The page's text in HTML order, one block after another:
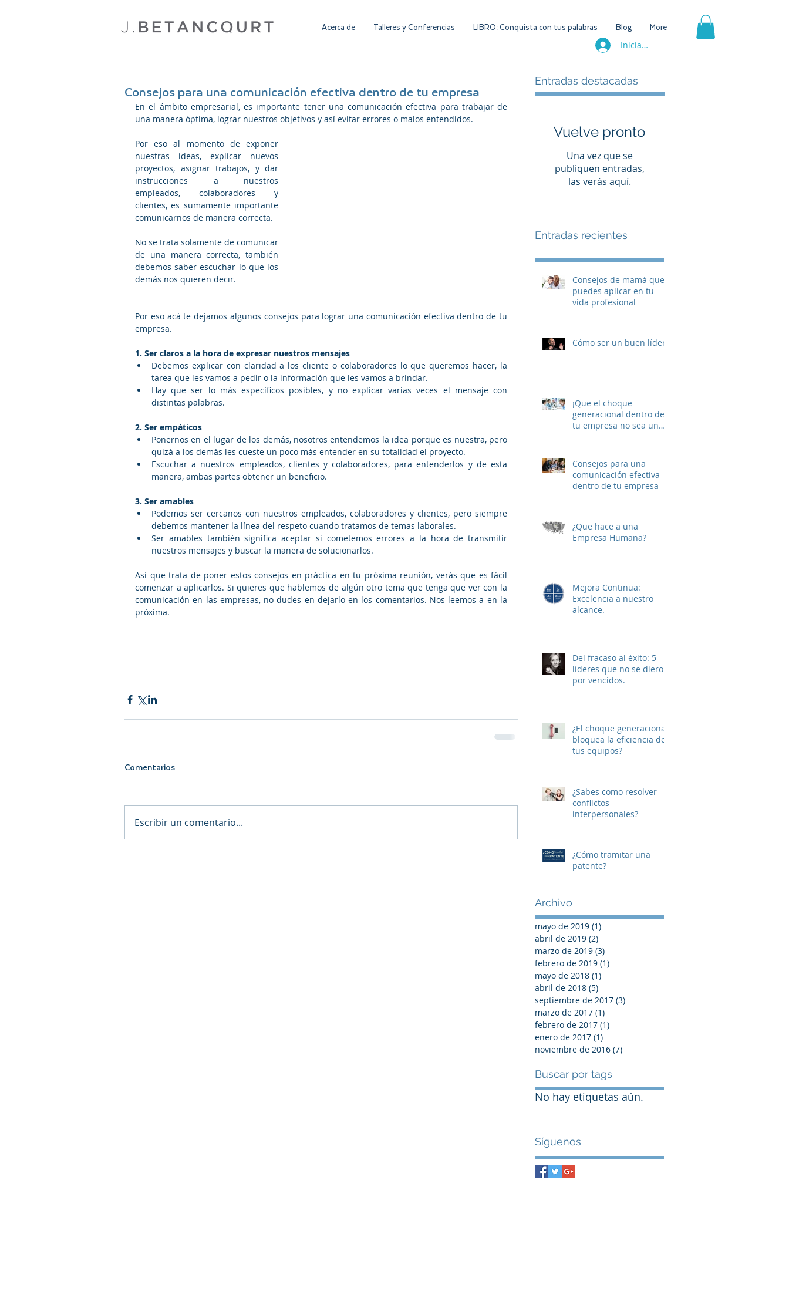
Acerca de Talleres y Conferencias LIBRO: Conquista con tus palabras Blog More
Iniciar sesión
Consejos para una comunicación efectiva dentro de tu empresa
En el ámbito empresarial, es importante tener una comunicación efectiva para trabajar de
una manera óptima, lograr nuestros objetivos y así evitar errores o malos entendidos.
Por eso al momento de exponer
nuestras ideas, explicar nuevos
proyectos, asignar trabajos, y dar
instrucciones a nuestros
empleados, colaboradores y
clientes, es sumamente importante
comunicarnos de manera correcta.
No se trata solamente de comunicar
de una manera correcta, también
debemos saber escuchar lo que los
demás nos quieren decir.
Por eso acá te dejamos algunos consejos para lograr una comunicación efectiva dentro de tu
empresa.
1. Ser claros a la hora de expresar nuestros mensajes
Debemos explicar con claridad a los cliente o colaboradores lo que queremos hacer, la
tarea que les vamos a pedir o la información que les vamos a brindar.
Hay que ser lo más específicos posibles, y no explicar varias veces el mensaje con
distintas palabras.
2. Ser empáticos
Ponernos en el lugar de los demás, nosotros entendemos la idea porque es nuestra, pero
quizá a los demás les cueste un poco más entender en su totalidad el proyecto.
Escuchar a nuestros empleados, clientes y colaboradores, para entenderlos y de esta
manera, ambas partes obtener un beneficio.
3. Ser amables
Podemos ser cercanos con nuestros empleados, colaboradores y clientes, pero siempre
debemos mantener la línea del respeto cuando tratamos de temas laborales.
Ser amables también significa aceptar si cometemos errores a la hora de transmitir
nuestros mensajes y buscar la manera de solucionarlos.
Así que trata de poner estos consejos en práctica en tu próxima reunión, verás que es fácil
comenzar a aplicarlos. Si quieres que hablemos de algún otro tema que tenga que ver con la
comunicación en las empresas, no dudes en dejarlo en los comentarios. Nos leemos a en la
próxima.
Comentarios
Escribir un comentario...
Entradas destacadas
Vuelve pronto
Una vez que se
publiquen entradas,
las verás aquí.
Entradas recientes
Consejos de mamá que
puedes aplicar en tu
vida profesional
Cómo ser un buen líder
¡Que el choque
generacional dentro de
tu empresa no sea un
Consejos para una
comunicación efectiva
dentro de tu empresa
¿Que hace a una
Empresa Humana?
Mejora Continua:
Excelencia a nuestro
alcance.
Del fracaso al éxito: 5
líderes que no se dieron
por vencidos.
¿El choque generacional
bloquea la eficiencia de
tus equipos?
¿Sabes como resolver
conflictos
interpersonales?
¿Cómo tramitar una
patente?
Archivo
mayo de 2019 (1)
abril de 2019 (2)
marzo de 2019 (3)
febrero de 2019 (1)
mayo de 2018 (1)
abril de 2018 (5)
septiembre de 2017 (3)
marzo de 2017 (1)
febrero de 2017 (1)
enero de 2017 (1)
noviembre de 2016 (7)
Buscar por tags
No hay etiquetas aún.
Síguenos